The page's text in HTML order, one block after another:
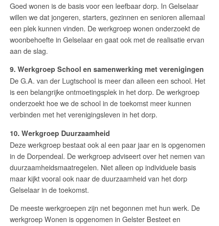
Goed wonen is de basis voor een leefbaar dorp. In Gelselaar
willen we dat jongeren, starters, gezinnen en senioren allemaal
een plek kunnen vinden. De werkgroep wonen onderzoekt de
woonbehoefte in Gelselaar en gaat ook met de realisatie ervan
aan de slag.
9. Werkgroep School en samenwerking met verenigingen
De G.A. van der Lugtschool is meer dan alleen een school. Het
is een belangrijke ontmoetingsplek in het dorp. De werkgroep
onderzoekt hoe we de school in de toekomst meer kunnen
verbinden met het verenigingsleven in het dorp.
10. Werkgroep Duurzaamheid
Deze werkgroep bestaat ook al een paar jaar en is opgenomen
in de Dorpendeal. De werkgroep adviseert over het nemen van
duurzaamheidsmaatregelen. Niet alleen op individuele basis
maar kijkt vooral ook naar de duurzaamheid van het dorp
Gelselaar in de toekomst.
De meeste werkgroepen zijn net begonnen met hun werk. De
werkgroep Wonen is opgenomen in Gelster Besteet en